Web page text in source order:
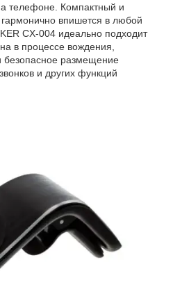
телефоне. Компактный и
впишется в любой
CX-004 идеально подходит
в процессе вождения,
безопасное размещение
и других функций